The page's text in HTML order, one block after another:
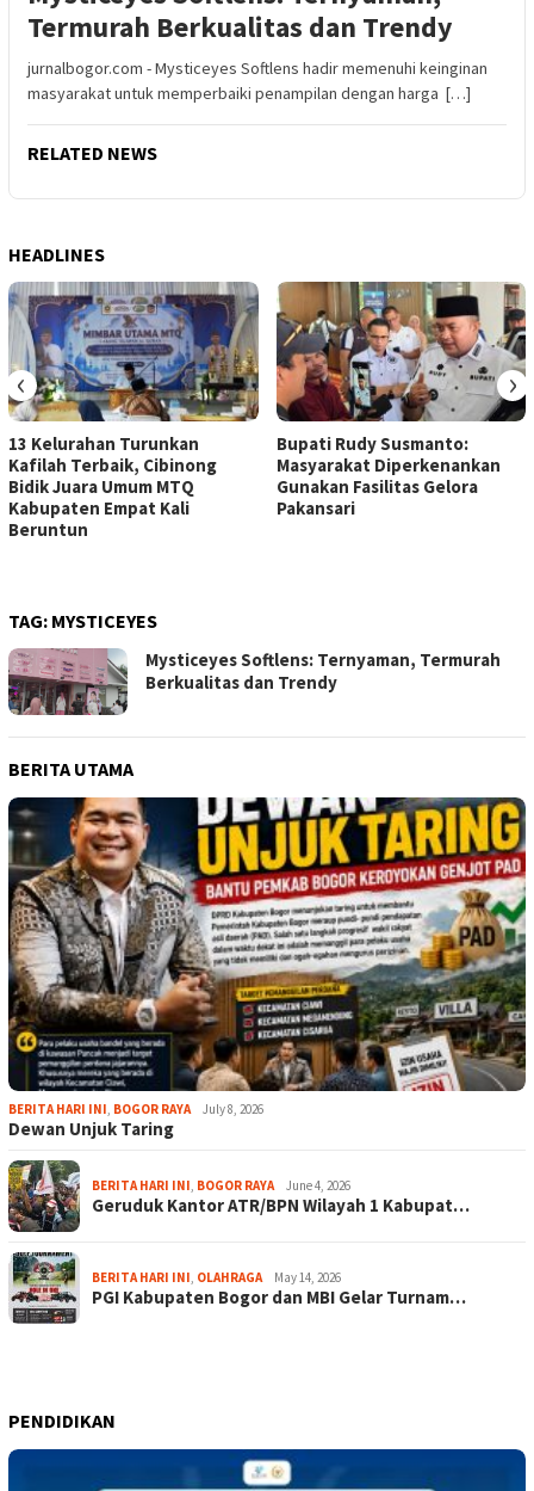
Termurah Berkualitas dan Trendy
jurnalbogor.com - Mysticeyes Softlens hadir memenuhi keinginan
masyarakat untuk memperbaiki penampilan dengan harga […]
RELATED NEWS
HEADLINES
13 Kelurahan Turunkan
Kafilah Terbaik, Cibinong
Bidik Juara Umum MTQ
Kabupaten Empat Kali
Beruntun
Bupati Rudy Susmanto:
Masyarakat Diperkenankan
Gunakan Fasilitas Gelora
Pakansari
‹ ›
TAG: MYSTICEYES
Mysticeyes Softlens: Ternyaman, Termurah
Berkualitas dan Trendy
BERITA UTAMA
BERITA HARI INI, BOGOR RAYA July 8, 2026
Dewan Unjuk Taring
BERITA HARI INI, BOGOR RAYA June 4, 2026
Geruduk Kantor ATR/BPN Wilayah 1 Kabupat…
BERITA HARI INI, OLAHRAGA May 14, 2026
PGI Kabupaten Bogor dan MBI Gelar Turnam…
PENDIDIKAN